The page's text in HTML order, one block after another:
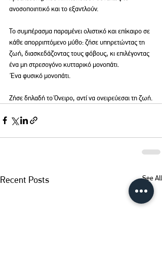
ανοσοποιητικό και το εξαντλούν.
Το συμπέρασμα παραμένει ολιστικό και επίκαιρο σε
κάθε απορριπτόμενο μύθο: ζήσε υπηρετώντας τη
ζωή, διασκεδάζοντας τους φόβους, κι επιλέγοντας
ένα μη στρεσογόνο κυτταρικό μονοπάτι.
Ένα φυσικό μονοπάτι.
Ζήσε δηλαδή το Όνειρο, αντί να ονειρεύεσαι τη ζωή.
Recent Posts See All